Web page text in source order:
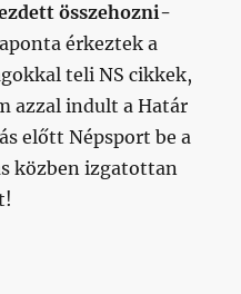
összehozni-
érkeztek a
teli NS cikkek,
azzal indult a Határ
előtt Népsport be a
közben izgatottan